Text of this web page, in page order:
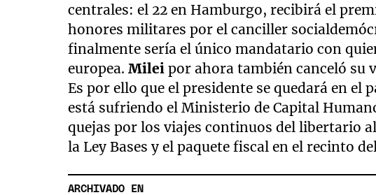
centrales: el 22 en Hamburgo, recibirá el
honores militares por el canciller
finalmente sería el único mandatario con
europea.Mileipor ahora también canceló su
Es por ello que el presidente se quedará en el
está sufriendo el Ministerio de Capital
quejas por los viajes continuos del libertario
la Ley Bases y el paquete fiscal en el recinto
ARCHIVADO EN